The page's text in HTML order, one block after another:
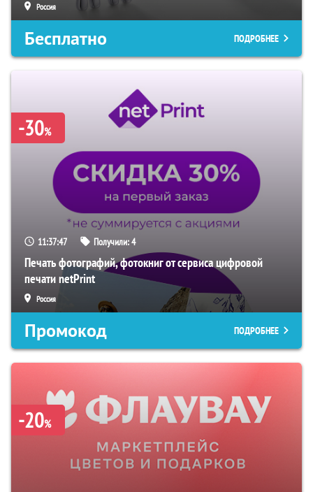
Россия
Бесплатно ПОДРОБНЕЕ
-30%
11:37:46 Получили:4
Печать фотографий, фотокниг от сервиса цифровой
печати netPrint
Россия
Промокод ПОДРОБНЕЕ
-20%